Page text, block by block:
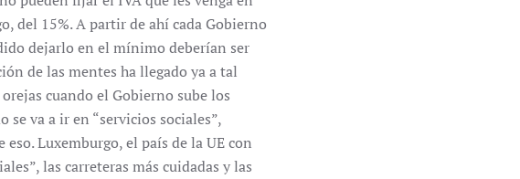
del 15%. A partir de ahí cada Gobierno
dejarlo en el mínimo deberían ser
de las mentes ha llegado ya a tal
cuando el Gobierno sube los
se va a ir en “servicios sociales”,
Luxemburgo, el país de la UE con
las carreteras más cuidadas y las